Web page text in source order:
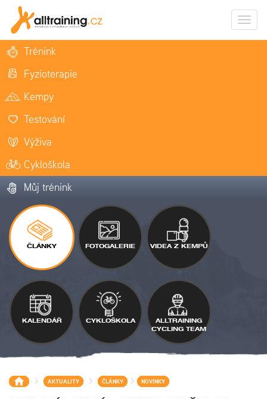
Trénink
Fyzioterapie
Kempy
Testování
Výživa
Cykloškola
Můj trénink
ČLÁNKY FOTOGALERIE VIDEA Z KEMPŮ
KALENDÁŘ CYKLOŠKOLA
ALLTRAINING
CYCLING TEAM
> AKTUALITY > ČLÁNKY > NOVINKY